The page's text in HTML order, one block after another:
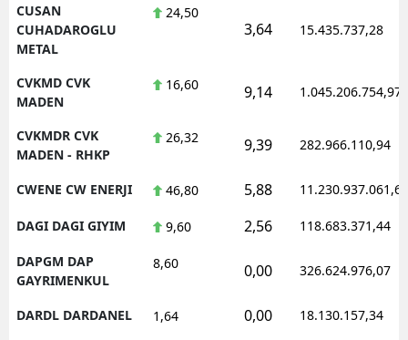
CUSAN
CUHADAROGLU
METAL
24,50
3,64 15.435.737,28
CVKMD CVK
MADEN
16,60 9,14 1.045.206.754,97
CVKMDR CVK
MADEN - RHKP
26,32 9,39 282.966.110,94
CWENE CW ENERJI 46,80 5,88 11.230.937.061,62
DAGI DAGI GIYIM 9,60 2,56 118.683.371,44
DAPGM DAP
GAYRIMENKUL
8,60 0,00 326.624.976,07
DARDL DARDANEL 1,64 0,00 18.130.157,34